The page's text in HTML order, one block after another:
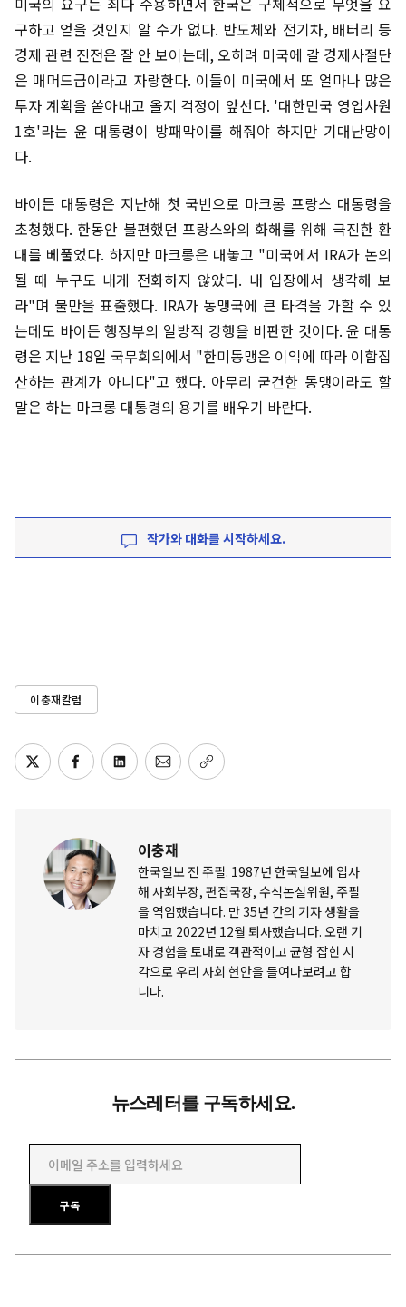
구하고 얻을 것인지 알 수가 없다. 반도체와 전기차, 배터리 등
경제 관련 진전은 잘 안 보이는데, 오히려 미국에 갈 경제사절단
은 매머드급이라고 자랑한다. 이들이 미국에서 또 얼마나 많은
투자 계획을 쏟아내고 올지 걱정이 앞선다. '대한민국 영업사원
1호'라는 윤 대통령이 방패막이를 해줘야 하지만 기대난망이
다.
바이든 대통령은 지난해 첫 국빈으로 마크롱 프랑스 대통령을
초청했다. 한동안 불편했던 프랑스와의 화해를 위해 극진한 환
대를 베풀었다. 하지만 마크롱은 대놓고 "미국에서 IRA가 논의
될 때 누구도 내게 전화하지 않았다. 내 입장에서 생각해 보
라"며 불만을 표출했다. IRA가 동맹국에 큰 타격을 가할 수 있
는데도 바이든 행정부의 일방적 강행을 비판한 것이다. 윤 대통
령은 지난 18일 국무회의에서 "한미동맹은 이익에 따라 이합집
산하는 관계가 아니다"고 했다. 아무리 굳건한 동맹이라도 할
말은 하는 마크롱 대통령의 용기를 배우기 바란다.
작가와 대화를 시작하세요.
이충재칼럼
이충재
한국일보 전 주필. 1987년 한국일보에 입사
해 사회부장, 편집국장, 수석논설위원, 주필
을 역임했습니다. 만 35년 간의 기자 생활을
마치고 2022년 12월 퇴사했습니다. 오랜 기
자 경험을 토대로 객관적이고 균형 잡힌 시
각으로 우리 사회 현안을 들여다보려고 합
니다.
뉴스레터를 구독하세요.
이메일 주소를 입력하세요
구독